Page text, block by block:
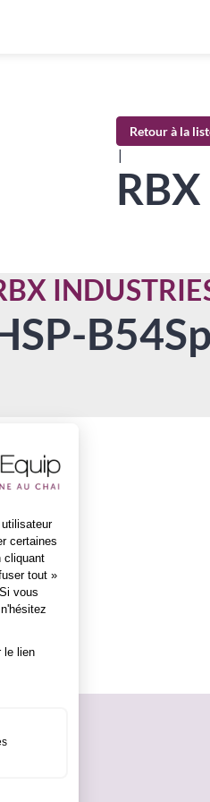
Retour à la
|
B54